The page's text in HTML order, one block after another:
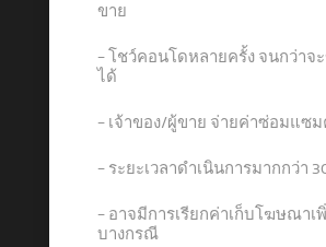
ขาย
− โชว์คอนโดหลายครั้ง จนกว่าจ
ได้
− เจ้าของ/ผู้ขาย จ่ายค่าซ่อมแซ
− ระยะเวลาดำเนินการมากกว่า
− อาจมีการเรียกค่าเก็บโฆษณาเ
บางกรณี